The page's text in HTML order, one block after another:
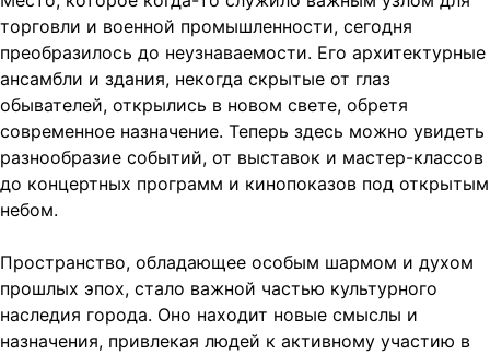
торговли и военной промышленности, сегодня
преобразилось до неузнаваемости. Его архитектурные
ансамбли и здания, некогда скрытые от глаз
обывателей, открылись в новом свете, обретя
современное назначение. Теперь здесь можно увидеть
разнообразие событий, от выставок и мастер-классов
до концертных программ и кинопоказов под открытым
небом.
Пространство, обладающее особым шармом и духом
прошлых эпох, стало важной частью культурного
наследия города. Оно находит новые смыслы и
назначения, привлекая людей к активному участию в